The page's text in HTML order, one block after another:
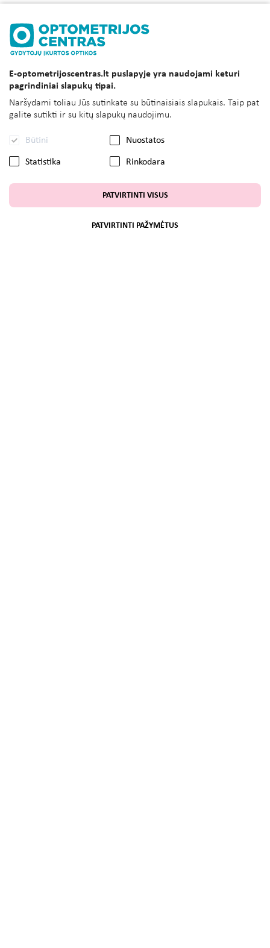
E-optometrijoscentras.lt puslapyje yra naudojami keturi
pagrindiniai slapukų tipai.
Naršydami toliau Jūs sutinkate su būtinaisiais slapukais. Taip pat
galite sutikti ir su kitų slapukų naudojimu.
Būtini Nuostatos
Statistika Rinkodara
PATVIRTINTI VISUS
PATVIRTINTI PAŽYMĖTUS